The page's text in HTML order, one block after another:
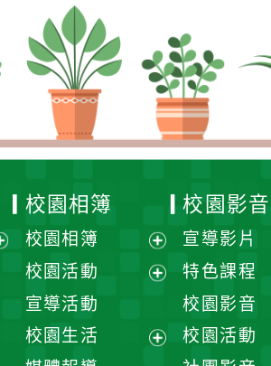
校園相簿
校園相簿
展
開
單
校園活動
選
宣導活動
校園生活
校園影音
宣導影片
特色課程
校園影音
校園活動